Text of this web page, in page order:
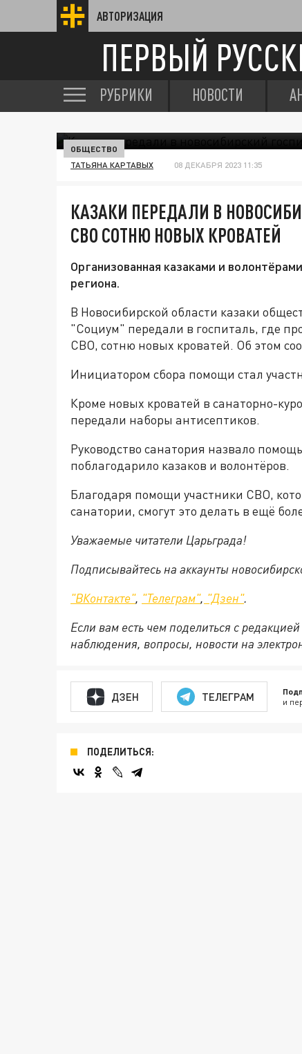
АВТОРИЗАЦИЯ
ПЕРВЫЙ
РУБРИКИ НОВОСТИ
ОБЩЕСТВО
ТАТЬЯНА КАРТАВЫХ 08 ДЕКАБРЯ 2023 11:35
КАЗАКИ ПЕРЕДАЛИ В
СВО СОТНЮ НОВЫХ КРОВАТЕЙ
Организованная казаками и
региона.
В Новосибирской области казаки
"Социум" передали в госпиталь, где
СВО, сотню новых кроватей. Об этом
Инициатором сбора помощи стал
Кроме новых кроватей в санаторно-
передали наборы антисептиков.
Руководство санатория назвало
поблагодарило казаков и волонтёров.
Благодаря помощи участники СВО,
санатории, смогут это делать в ещё
Уважаемые читатели Царьграда!
Подписывайтесь на аккаунты
"ВКонтакте", "Телеграм", "Дзен".
Если вам есть чем поделиться с
наблюдения, вопросы, новости на
ДЗЕН ТЕЛЕГРАМ и
ПОДЕЛИТЬСЯ: